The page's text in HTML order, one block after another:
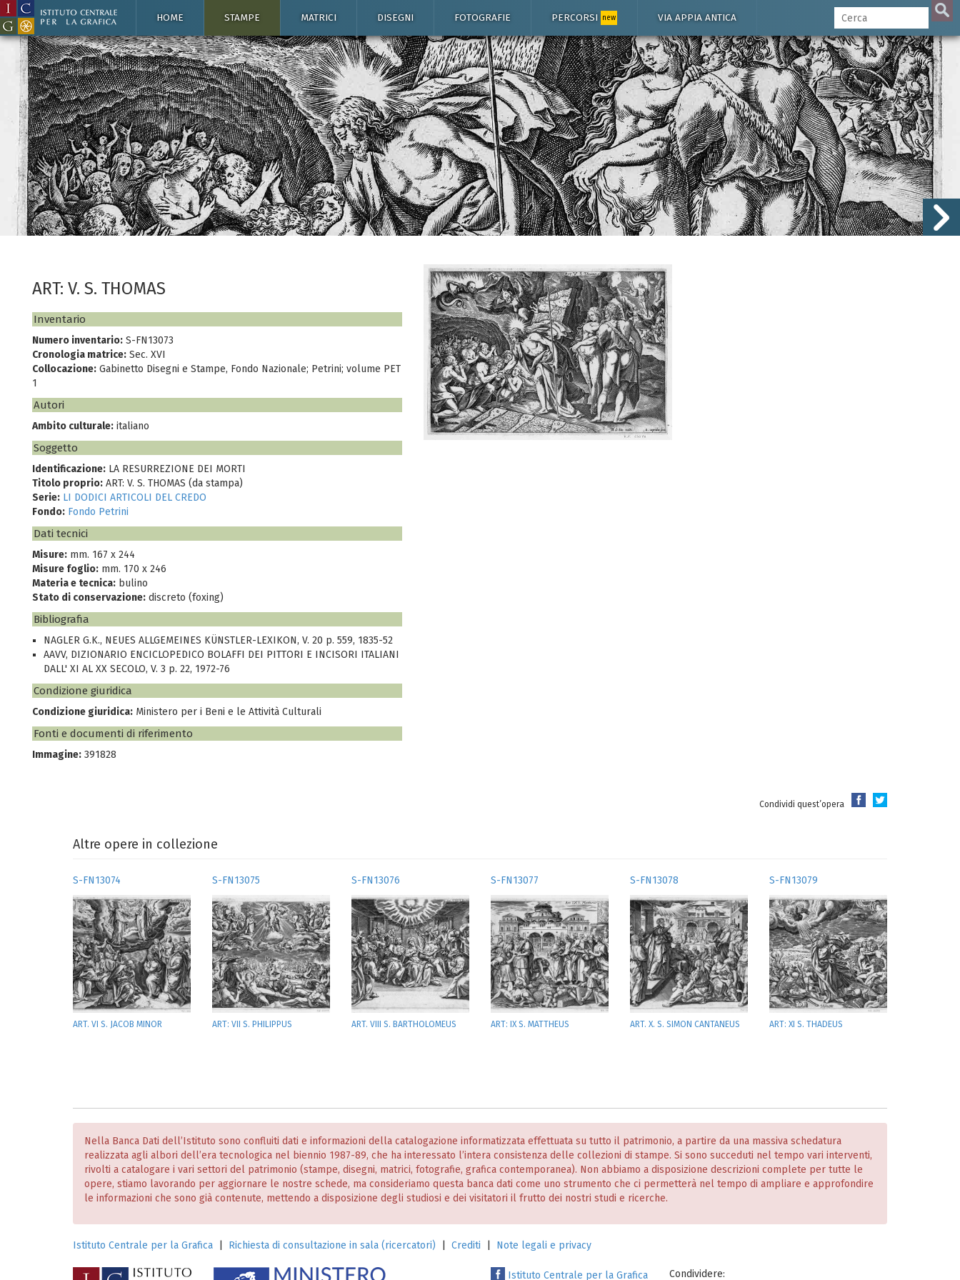
HOME STAMPE MATRICI DISEGNI FOTOGRAFIE PERCORSI new VIA APPIA ANTICA
ART: V. S. THOMAS
Inventario
Numero inventario: S-FN13073
Cronologia matrice: Sec. XVI
Collocazione: Gabinetto Disegni e Stampe, Fondo Nazionale; Petrini; volume PET
1
Autori
Ambito culturale: italiano
Soggetto
Identificazione: LA RESURREZIONE DEI MORTI
Titolo proprio: ART: V. S. THOMAS (da stampa)
Serie: LI DODICI ARTICOLI DEL CREDO
Fondo: Fondo Petrini
Dati tecnici
Misure: mm. 167 x 244
Misure foglio: mm. 170 x 246
Materia e tecnica: bulino
Stato di conservazione: discreto (foxing)
Bibliografia
NAGLER G.K., NEUES ALLGEMEINES KÜNSTLER-LEXIKON, V. 20 p. 559, 1835-52
AAVV, DIZIONARIO ENCICLOPEDICO BOLAFFI DEI PITTORI E INCISORI ITALIANI
DALL' XI AL XX SECOLO, V. 3 p. 22, 1972-76
Condizione giuridica
Condizione giuridica: Ministero per i Beni e le Attività Culturali
Fonti e documenti di riferimento
Immagine: 391828
Condividi quest’opera
Altre opere in collezione
S-FN13074
ART. VI S. JACOB MINOR
S-FN13075
ART: VII S. PHILIPPUS
S-FN13076
ART. VIII S. BARTHOLOMEUS
S-FN13077
ART: IX S. MATTHEUS
S-FN13078
ART. X. S. SIMON CANTANEUS
S-FN13079
ART: XI S. THADEUS
Nella Banca Dati dell’Istituto sono confluiti dati e informazioni della catalogazione informatizzata effettuata su tutto il patrimonio, a partire da una massiva schedatura
realizzata agli albori dell’era tecnologica nel biennio 1987-89, che ha interessato l’intera consistenza delle collezioni di stampe. Si sono succeduti nel tempo vari interventi,
rivolti a catalogare i vari settori del patrimonio (stampe, disegni, matrici, fotografie, grafica contemporanea). Non abbiamo a disposizione descrizioni complete per tutte le
opere, stiamo lavorando per aggiornare le nostre schede, ma consideriamo questa banca dati come uno strumento che ci permetterà nel tempo di ampliare e approfondire
le informazioni che sono già contenute, mettendo a disposizione degli studiosi e dei visitatori il frutto dei nostri studi e ricerche.
Istituto Centrale per la Grafica Richiesta di consultazione in sala (ricercatori) Crediti Note legali e privacy
Istituto Centrale per la Grafica Condividere: